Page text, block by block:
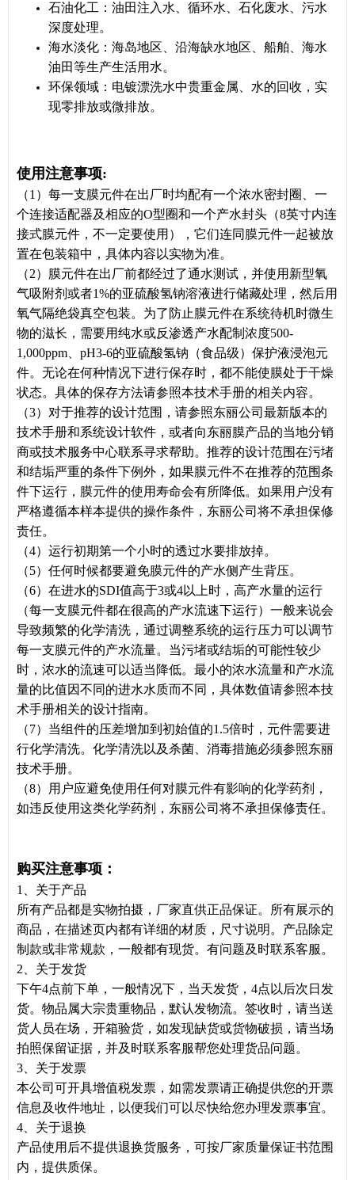
石油化工：油田注入水、循环水、石化废水、污水
深度处理。
海水淡化：海岛地区、沿海缺水地区、船舶、海水
油田等生产生活用水。
环保领域：电镀漂洗水中贵重金属、水的回收，实
现零排放或微排放。
使用注意事项:
（1）每一支膜元件在出厂时均配有一个浓水密封圈、一
个连接适配器及相应的O型圈和一个产水封头（8英寸内连
接式膜元件，不一定要使用），它们连同膜元件一起被放
置在包装箱中，具体内容以实物为准。
（2）膜元件在出厂前都经过了通水测试，并使用新型氧
气吸附剂或者1%的亚硫酸氢钠溶液进行储藏处理，然后用
氧气隔绝袋真空包装。为了防止膜元件在系统待机时微生
物的滋长，需要用纯水或反渗透产水配制浓度500-
1,000ppm、pH3-6的亚硫酸氢钠（食品级）保护液浸泡元
件。无论在何种情况下进行保存时，都不能使膜处于干燥
状态。具体的保存方法请参照本技术手册的相关内容。
（3）对于推荐的设计范围，请参照东丽公司最新版本的
技术手册和系统设计软件，或者向东丽膜产品的当地分销
商或技术服务中心联系寻求帮助。推荐的设计范围在污堵
和结垢严重的条件下例外，如果膜元件不在推荐的范围条
件下运行，膜元件的使用寿命会有所降低。如果用户没有
严格遵循本样本提供的操作条件，东丽公司将不承担保修
责任。
（4）运行初期第一个小时的透过水要排放掉。
（5）任何时候都要避免膜元件的产水侧产生背压。
（6）在进水的SDI值高于3或4以上时，高产水量的运行
（每一支膜元件都在很高的产水流速下运行）一般来说会
导致频繁的化学清洗，通过调整系统的运行压力可以调节
每一支膜元件的产水流量。当污堵或结垢的可能性较少
时，浓水的流速可以适当降低。最小的浓水流量和产水流
量的比值因不同的进水水质而不同，具体数值请参照本技
术手册相关的设计指南。
（7）当组件的压差增加到初始值的1.5倍时，元件需要进
行化学清洗。化学清洗以及杀菌、消毒措施必须参照东丽
技术手册。
（8）用户应避免使用任何对膜元件有影响的化学药剂，
如违反使用这类化学药剂，东丽公司将不承担保修责任。
购买注意事项：
1、关于产品
所有产品都是实物拍摄，厂家直供正品保证。所有展示的
商品，在描述页内都有详细的材质，尺寸说明。产品除定
制款或非常规款，一般都有现货。有问题及时联系客服。
2、关于发货
下午4点前下单，一般情况下，当天发货，4点以后次日发
货。物品属大宗贵重物品，默认发物流。签收时，请当送
货人员在场，开箱验货，如发现缺货或货物破损，请当场
拍照保留证据，并及时联系客服帮您处理货品问题。
3、关于发票
本公司可开具增值税发票，如需发票请正确提供您的开票
信息及收件地址，以便我们可以尽快给您办理发票事宜。
4、关于退换
产品使用后不提供退换货服务，可按厂家质量保证书范围
内，提供质保。